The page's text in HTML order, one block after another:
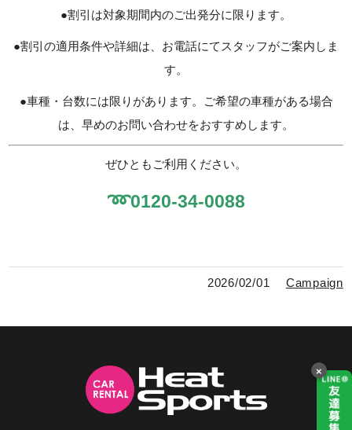
●割引は対象期間内のご出発分に限ります。
●割引の適用条件や詳細は、お電話にてスタッフがご案内しま
す。
●車種・台数には限りがあります。ご希望の車種がある場合
は、早めのお問い合わせをおすすめします。
ぜひともご利用ください。
➿️0120-34-0088
2026/02/01 Campaign
×